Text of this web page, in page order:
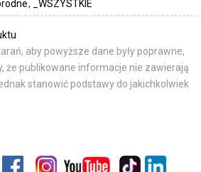
_WSZYSTKIE
aby powyższe dane były poprawne,
że publikowane informacje nie zawierają
stanowić podstawy do jakichkolwiek